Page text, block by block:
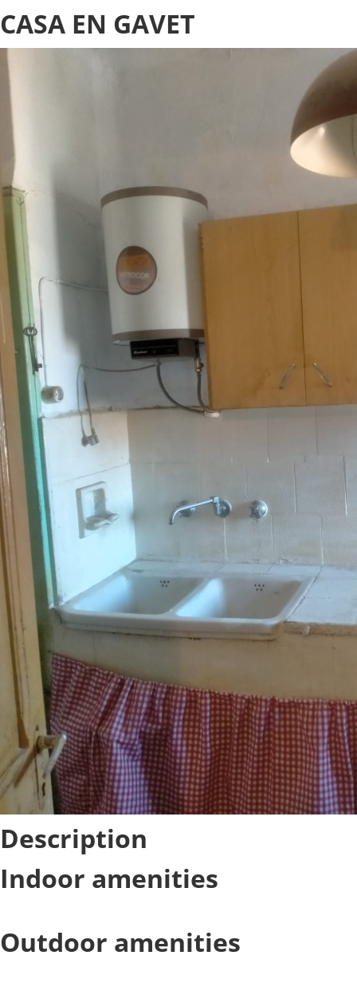
CASA EN GAVET
Description
Indoor amenities
Outdoor amenities